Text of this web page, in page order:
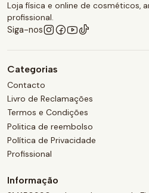
Loja física e online de cosméticos,
profissional.
Siga-nos
Categorias
Contacto
Livro de Reclamações
Termos e Condições
Politica de reembolso
Política de Privacidade
Profissional
Informação